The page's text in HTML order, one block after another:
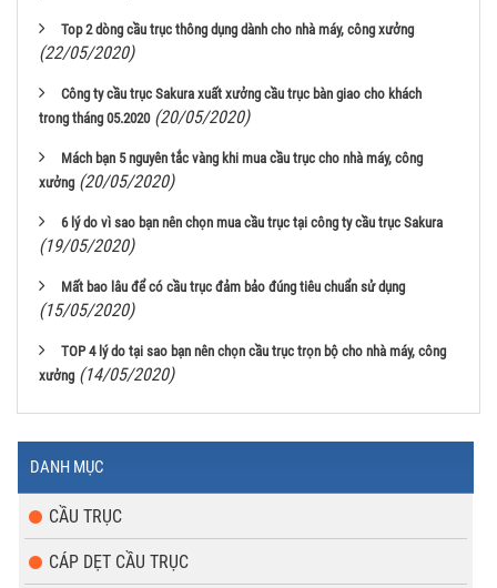
Top 2 dòng cầu trục thông dụng dành cho nhà máy, công xưởng
(22/05/2020)
Công ty cầu trục Sakura xuất xưởng cầu trục bàn giao cho khách
trong tháng 05.2020 (20/05/2020)
Mách bạn 5 nguyên tắc vàng khi mua cầu trục cho nhà máy, công
xưởng (20/05/2020)
6 lý do vì sao bạn nên chọn mua cầu trục tại công ty cầu trục Sakura
(19/05/2020)
Mất bao lâu để có cầu trục đảm bảo đúng tiêu chuẩn sử dụng
(15/05/2020)
TOP 4 lý do tại sao bạn nên chọn cầu trục trọn bộ cho nhà máy, công
xưởng (14/05/2020)
DANH MỤC
CẦU TRỤC
CÁP DẸT CẦU TRỤC